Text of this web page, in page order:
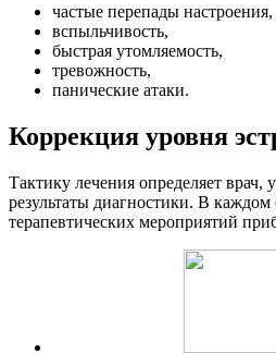
частые перепады настроения,
вспыльчивость,
быстрая утомляемость,
тревожность,
панические атаки.
Коррекция уровня
Тактику лечения определяет врач,
результаты диагностики. В каждом
терапевтических мероприятий